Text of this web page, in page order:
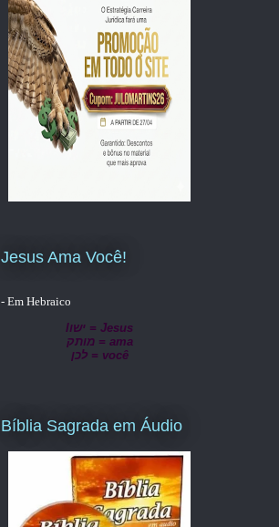
Jesus Ama Você!
- Em Hebraico
lישו = Jesus
מותק = ama
לכן = você
Bíblia Sagrada em Áudio